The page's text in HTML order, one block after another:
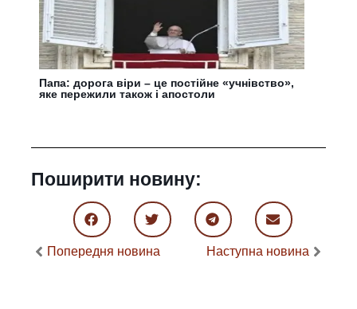
Папа: дорога віри – це постійне «учнівство»,
яке пережили також і апостоли
Поширити новину:
Попередня новина Наступна новина